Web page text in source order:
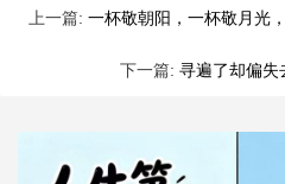
上一篇: 一杯敬朝阳，一杯敬月光
下一篇: 寻遍了却偏失